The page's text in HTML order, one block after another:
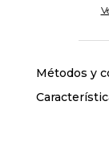
Métodos y